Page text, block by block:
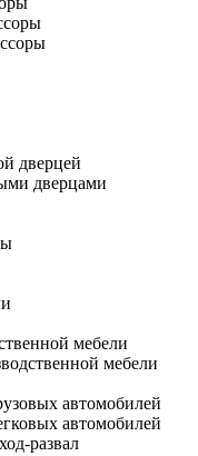
дверцей
дверцами
мебели
мебели
автомобилей
автомобилей
развал